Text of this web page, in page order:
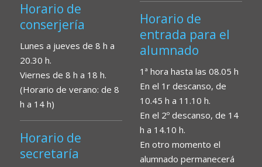
Horario de
conserjería
Lunes a jueves de 8 h a
20.30 h.
Viernes de 8 h a 18 h.
(Horario de verano: de 8
h a 14 h)
Horario de
secretaría
Horario de
entrada para el
alumnado
1ª hora hasta las 08.05 h
En el 1r descanso, de
10.45 h a 11.10 h.
En el 2º descanso, de 14
h a 14.10 h.
En otro momento el
alumnado permanecerá